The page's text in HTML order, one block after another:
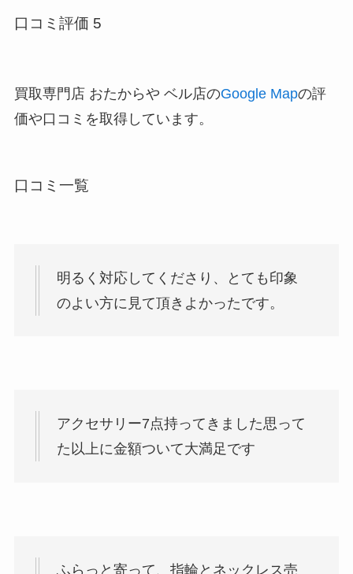
口コミ評価 5
買取専門店 おたからや ベル店のGoogle Mapの評
価や口コミを取得しています。
口コミ一覧
明るく対応してくださり、とても印象
のよい方に見て頂きよかったです。
アクセサリー7点持ってきました思って
た以上に金額ついて大満足です
ふらっと寄って、指輪とネックレス売